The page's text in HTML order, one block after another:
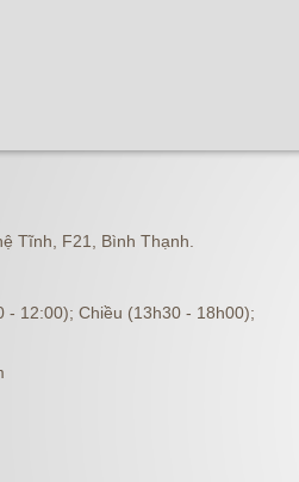
Tĩnh, F21, Bình Thạnh.
- 12:00); Chiều (13h30 - 18h00);